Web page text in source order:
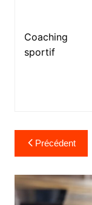
Coaching
sportif
Navigation
de
l’article
Précédent